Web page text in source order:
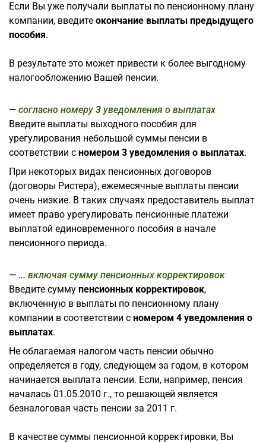
Если Вы уже получали выплаты по пенсионному плану
компании, введите окончание выплаты предыдущего
пособия.
В результате это может привести к более выгодному
налогообложению Вашей пенсии.
согласно номеру 3 уведомления о выплатах
Введите выплаты выходного пособия для
урегулирования небольшой суммы пенсии в
соответствии с номером 3 уведомления о выплатах.
При некоторых видах пенсионных договоров
(договоры Ристера), ежемесячные выплаты пенсии
очень низкие. В таких случаях предоставитель выплат
имеет право урегулировать пенсионные платежи
выплатой единовременного пособия в начале
пенсионного периода.
... включая сумму пенсионных корректировок
Введите сумму пенсионных корректировок,
включенную в выплаты по пенсионному плану
компании в соответствии с номером 4 уведомления о
выплатах.
Не облагаемая налогом часть пенсии обычно
определяется в году, следующем за годом, в котором
начинается выплата пенсии. Если, например, пенсия
началась 01.05.2010 г., то решающей является
безналоговая часть пенсии за 2011 г.
В качестве суммы пенсионной корректировки, Вы